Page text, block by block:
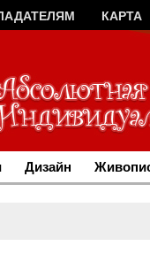
КАРТА
Дизайн